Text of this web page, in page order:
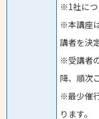
※1社につ
※本講座
講者を決
※受講者
降、順次
※最少催
ります。